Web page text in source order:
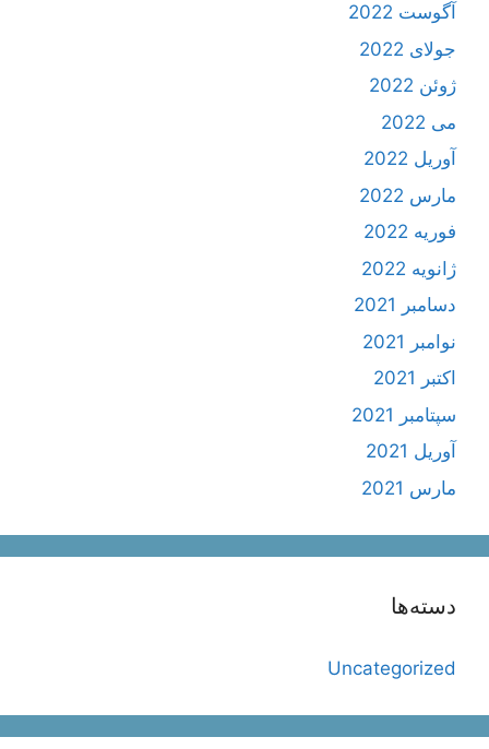
آگوست 2022
جولای 2022
ژوئن 2022
می 2022
آوریل 2022
مارس 2022
فوریه 2022
ژانویه 2022
دسامبر 2021
نوامبر 2021
اکتبر 2021
سپتامبر 2021
آوریل 2021
مارس 2021
دسته‌ها
Uncategorized